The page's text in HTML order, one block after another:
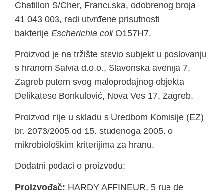
Chatillon S/Cher, Francuska, odobrenog broja
41 043 003, radi utvrđene prisutnosti
bakterije Escherichia coliO157H7.
Proizvod je na tržište stavio subjekt u poslovanju
s hranom Salvia d.o.o., Slavonska avenija 7,
Zagreb putem svog maloprodajnog objekta
Delikatese Bonkulović, Nova Ves 17, Zagreb.
Proizvod nije u skladu s Uredbom Komisije (EZ)
br. 2073/2005 od 15. studenoga 2005. o
mikrobiološkim kriterijima za hranu.
Dodatni podaci o proizvodu:
Proizvođač: HARDY AFFINEUR, 5 rue de